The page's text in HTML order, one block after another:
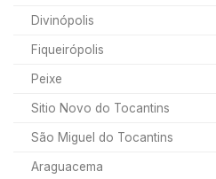
Divinópolis
Fiqueirópolis
Peixe
Sitio Novo do Tocantins
São Miguel do Tocantins
Araguacema